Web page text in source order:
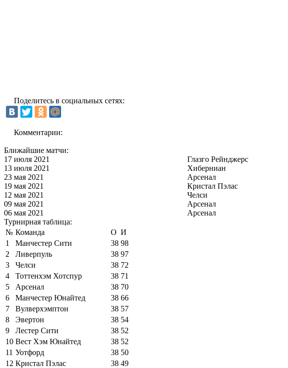
Поделитесь в социальных сетях:
Комментарии:
Ближайшие матчи:
17 июля 2021
Глазго Рейнджерс
13 июля 2021
Хиберниан
23 мая 2021
Арсенал
19 мая 2021
Кристал Пэлас
12 мая 2021
Челси
09 мая 2021
Арсенал
06 мая 2021
Арсенал
Турнирная таблица:
№ Команда О И
1
Манчестер Сити 38 98
2
Ливерпуль 38 97
3
Челси 38 72
4
Тоттенхэм Хотспур 38 71
5
Арсенал 38 70
6
Манчестер Юнайтед 38 66
7
Вулверхэмптон 38 57
8
Эвертон 38 54
9
Лестер Сити 38 52
10 Вест Хэм Юнайтед 38 52
11 Уотфорд 38 50
12 Кристал Пэлас 38 49